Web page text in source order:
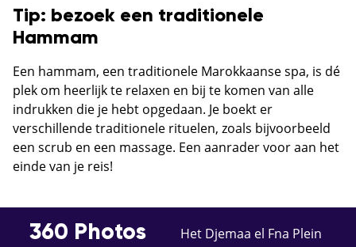
Tip: bezoek een traditionele
Hammam
Een hammam, een traditionele Marokkaanse spa, is dé
plek om heerlijk te relaxen en bij te komen van alle
indrukken die je hebt opgedaan. Je boekt er
verschillende traditionele rituelen, zoals bijvoorbeeld
een scrub en een massage. Een aanrader voor aan het
einde van je reis!
360 Photos
Het Djemaa el Fna Plein